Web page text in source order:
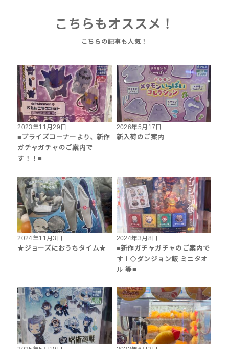
こちらもオススメ！
2023年11月29日
■プライズコーナーより、新作
ガチャガチャのご案内で
す！！■
2026年5月17日
新入荷のご案内
2024年11月3日
★ジョーズにおうちタイム★
2024年3月8日
■新作ガチャガチャのご案内で
す！◇ダンジョン飯 ミニタオ
ル 等■